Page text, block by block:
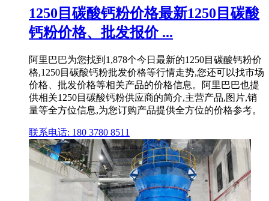
1250目碳酸钙粉价格最新1250目碳酸
钙粉价格、批发报价 ...
阿里巴巴为您找到1,878个今日最新的1250目碳酸钙粉价
格,1250目碳酸钙粉批发价格等行情走势,您还可以找市场
价格、批发价格等相关产品的价格信息。阿里巴巴也提
供相关1250目碳酸钙粉供应商的简介,主营产品,图片,销
量等全方位信息,为您订购产品提供全方位的价格参考。
联系电话: 180 3780 8511